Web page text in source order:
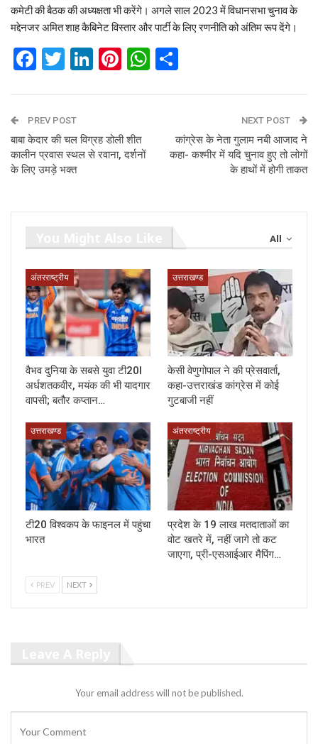
कमेटी की बैठक की अध्यक्षता भी करेंगे। अगले साल 2023 में विधानसभा चुनाव के
मद्देनजर अमित शाह कैबिनेट विस्तार और पार्टी के लिए रणनीति को अंतिम रूप देंगे।
Facebook
Twitter
LinkedIn
Pinterest
WhatsApp
PREV POST
बाबा केदार की चल विग्रह डोली शीत
कालीन प्रवास स्‍थल से रवाना, दर्शनों
के लिए उमड़े भक्‍त
NEXT POST
कांग्रेस के नेता गुलाम नबी आजाद ने
कहा- कश्‍मीर में यदि चुनाव हुए तो लोगों
के हाथों में होगी ताकत
All
अंतरराष्ट्रीय
वैभव दुनिया के सबसे युवा टी20I
अर्धशतकवीर, मयंक की भी यादगार
वापसी; बतौर कप्तान…
उत्तराखण्ड
केसी वेणुगोपाल ने की प्रेसवार्ता,
कहा-उत्तराखंड कांग्रेस में कोई
गुटबाजी नहीं
उत्तराखण्ड
टी20 विश्वकप के फाइनल में पहुंचा
भारत
अंतरराष्ट्रीय
प्रदेश के 19 लाख मतदाताओं का
वोट खतरे में, नहीं जागे तो कट
जाएगा, प्री-एसआईआर मैपिंग…
PREV NEXT
Your email address will not be published.